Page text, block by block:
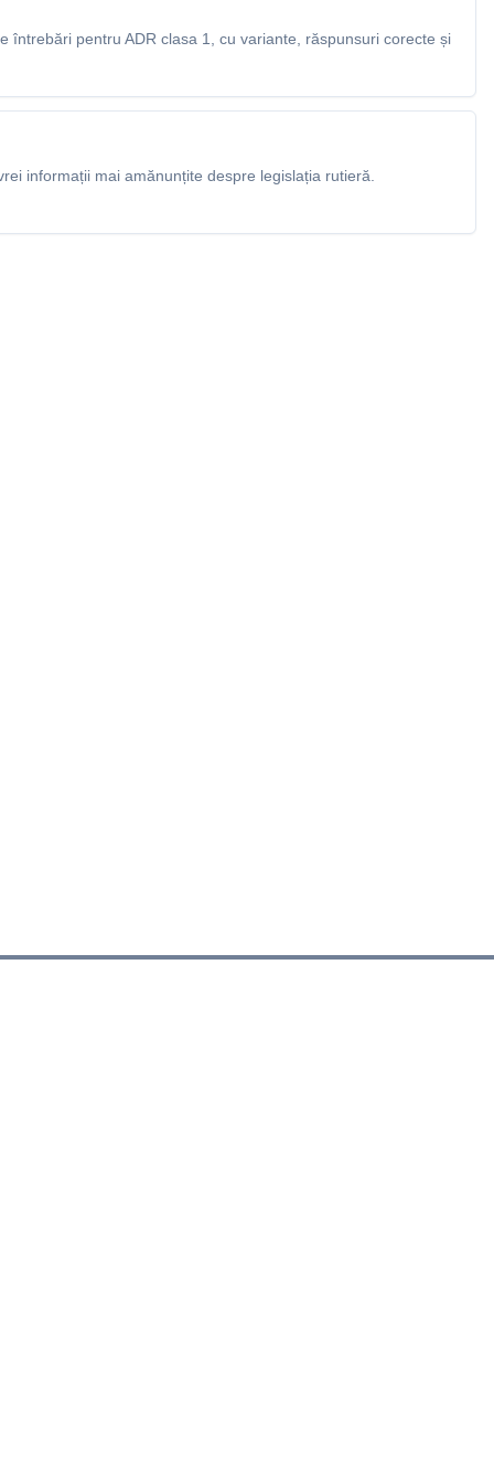
întrebări pentru ADR clasa 1, cu variante, răspunsuri corecte și
informații mai amănunțite despre legislația rutieră.